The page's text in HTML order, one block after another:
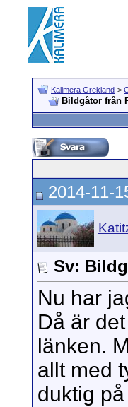
Kalimera Grekland >
Bildgåtor från
2014-11-
Sv:
Nu har
Då är
länken.
allt med
duktig